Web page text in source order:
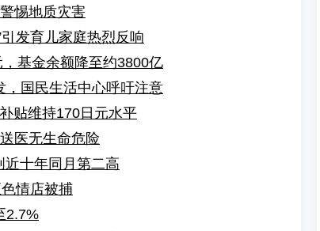
惕地质灾害
发育儿家庭热烈反响
基金余额降至约3800亿
，国民生活中心呼吁注意
贴维持170日元水平
医无生命危险
近十年同月第二高
情店被捕
2.7%